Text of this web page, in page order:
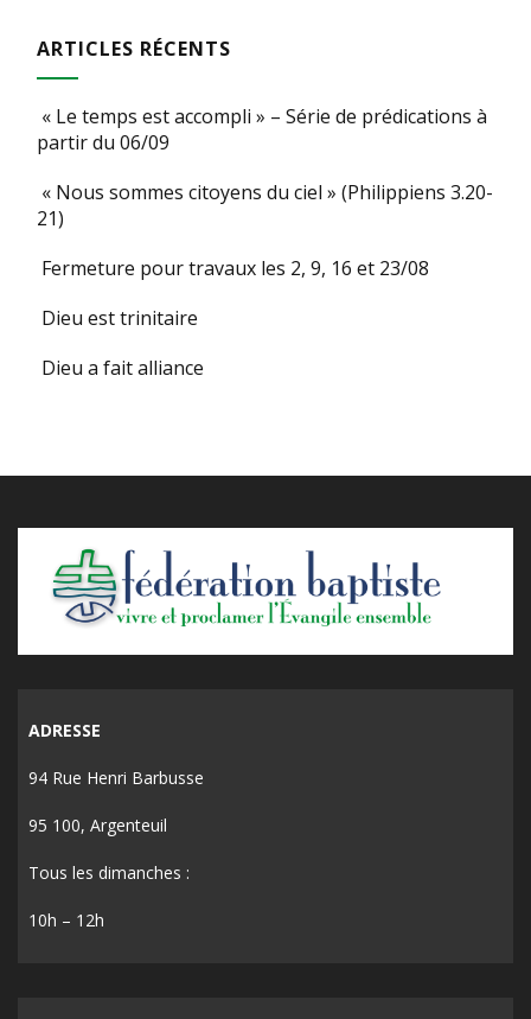
ARTICLES RÉCENTS
« Le temps est accompli » – Série de prédications à
partir du 06/09
« Nous sommes citoyens du ciel » (Philippiens 3.20-
21)
Fermeture pour travaux les 2, 9, 16 et 23/08
Dieu est trinitaire
Dieu a fait alliance
ADRESSE
94 Rue Henri Barbusse
95 100, Argenteuil
Tous les dimanches :
10h – 12h